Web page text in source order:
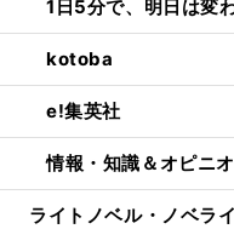
1日5分で、明日は変
kotoba
e!集英社
情報・知識＆オピニ
ライトノベル・ノベラ